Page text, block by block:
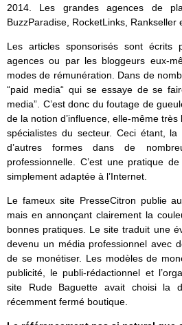
2014. Les grandes agences de
BuzzParadise, RocketLinks, Rankseller
Les articles sponsorisés sont écrits
agences ou par les bloggeurs eux-
modes de rémunération. Dans de
“paid media“ qui se essaye de se
media”. C’est donc du foutage de
de la notion d’influence, elle-même
spécialistes du secteur. Ceci étant,
d’autres formes dans de
professionnelle. C’est une pratique
simplement adaptée à l’Internet.
Le fameux site PresseCitron publie
mais en annonçant clairement la
bonnes pratiques. Le site traduit une
devenu un média professionnel avec
de se monétiser. Les modèles de
publicité, le publi-rédactionnel et
site Rude Baguette avait choisi la
récemment fermé boutique.